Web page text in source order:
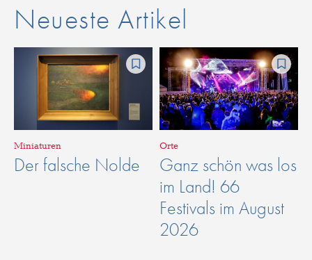
Neueste Artikel
Miniaturen
Der falsche Nolde
Orte
Ganz schön was los
im Land! 66
Festivals im August
2026